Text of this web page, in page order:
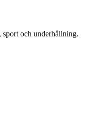
och underhållning.